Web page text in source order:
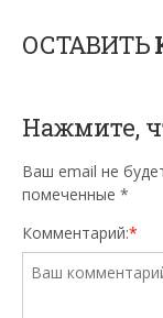
ОСТАВИТЬ
Нажмите,
Ваш email не
помеченные *
Комментарий:*